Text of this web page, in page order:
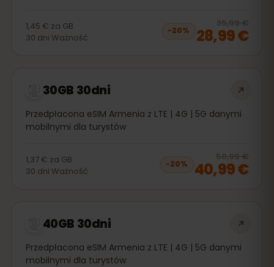
1,45 € za GB
30 dni Ważność
−20%
35,99 €
28,99 €
30GB 30dni
Przedpłacona eSIM Armenia z LTE | 4G | 5G danymi
mobilnymi dla turystów
1,37 € za GB
30 dni Ważność
−20%
50,99 €
40,99 €
40GB 30dni
Przedpłacona eSIM Armenia z LTE | 4G | 5G danymi
mobilnymi dla turystów